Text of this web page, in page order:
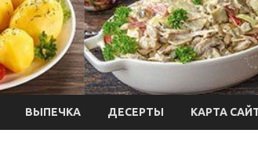
ВЫПЕЧКА ДЕСЕРТЫ КАРТА